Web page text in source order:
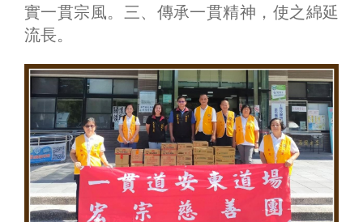
實一貫宗風。三、傳承一貫精神，使之綿延
流長。